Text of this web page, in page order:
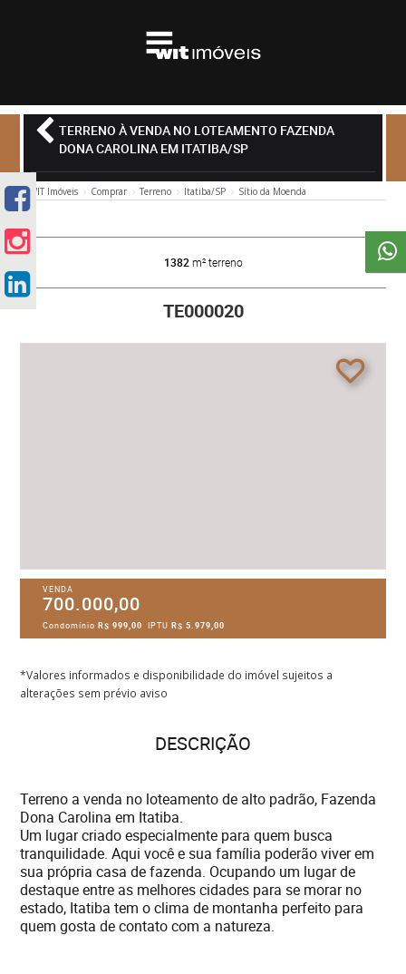
TERRENO À VENDA NO LOTEAMENTO FAZENDA
DONA CAROLINA EM ITATIBA/SP
WIT Imóveis Comprar Terreno Itatiba/SP Sítio da Moenda
1382 m² terreno
TE000020
VENDA
700.000,00
CondomínioR$ 999,00 IPTUR$ 5.979,00
*Valores informados e disponibilidade do imóvel sujeitos a
alterações sem prévio aviso
DESCRIÇÃO
Terreno a venda no loteamento de alto padrão, Fazenda
Dona Carolina em Itatiba.
Um lugar criado especialmente para quem busca
tranquilidade. Aqui você e sua família poderão viver em
sua própria casa de fazenda. Ocupando um lugar de
destaque entre as melhores cidades para se morar no
estado, Itatiba tem o clima de montanha perfeito para
quem gosta de contato com a natureza.